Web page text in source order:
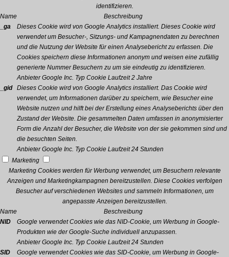
identifizieren.
Name
Beschreibung
_ga
Dieses Cookie wird von Google Analytics installiert. Dieses Cookie wird
verwendet um Besucher-, Sitzungs- und Kampagnendaten zu berechnen
und die Nutzung der Website für einen Analysebericht zu erfassen. Die
Cookies speichern diese Informationen anonym und weisen eine zufällig
generierte Nummer Besuchern zu um sie eindeutig zu identifizieren.
Anbieter Google Inc. Typ Cookie Laufzeit 2 Jahre
_gid
Dieses Cookie wird von Google Analytics installiert. Das Cookie wird
verwendet, um Informationen darüber zu speichern, wie Besucher eine
Website nutzen und hilft bei der Erstellung eines Analyseberichts über den
Zustand der Website. Die gesammelten Daten umfassen in anonymisierter
Form die Anzahl der Besucher, die Website von der sie gekommen sind und
die besuchten Seiten.
Anbieter Google Inc. Typ Cookie Laufzeit 24 Stunden
Marketing
Marketing Cookies werden für Werbung verwendet, um Besuchern relevante
Anzeigen und Marketingkampagnen bereitzustellen. Diese Cookies verfolgen
Besucher auf verschiedenen Websites und sammeln Informationen, um
angepasste Anzeigen bereitzustellen.
Name
Beschreibung
NID
Google verwendet Cookies wie das NID-Cookie, um Werbung in Google-
Produkten wie der Google-Suche individuell anzupassen.
Anbieter Google Inc. Typ Cookie Laufzeit 24 Stunden
SID
Google verwendet Cookies wie das SID-Cookie, um Werbung in Google-